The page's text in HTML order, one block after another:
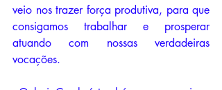
veio nos trazer força produtiva, para que
consigamos trabalhar e prosperar
atuando com nossas verdadeiras
vocações.